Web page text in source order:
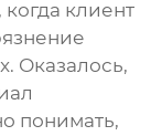
клиент
Оказалось,
понимать,